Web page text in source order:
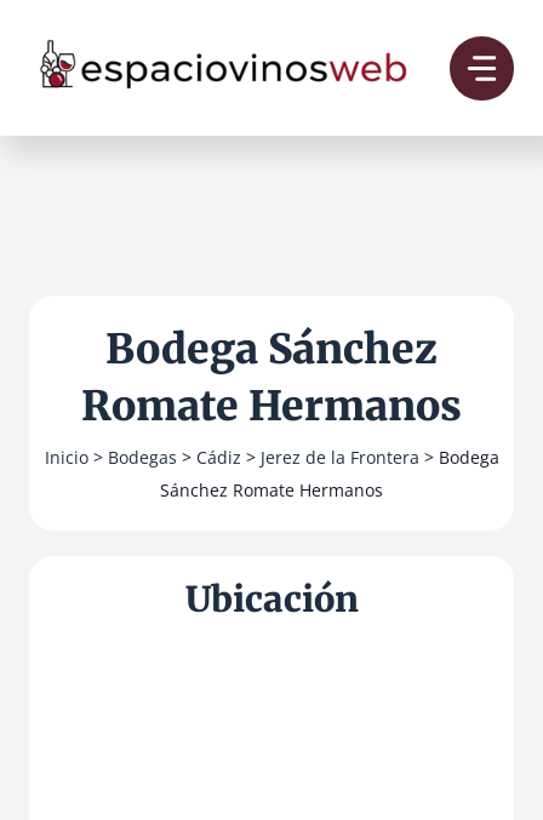
contenido
Bodega Sánchez
Romate Hermanos
Inicio> Bodegas > Cádiz > Jerez de la Frontera > Bodega
Sánchez Romate Hermanos
Ubicación